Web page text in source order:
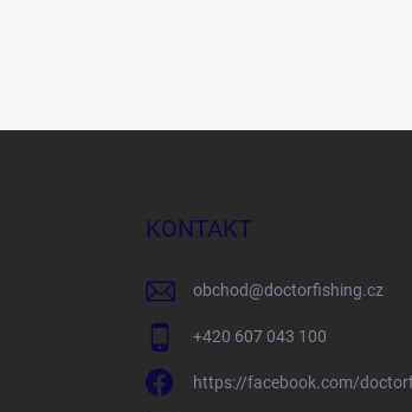
KONTAKT
obchod@doctorfishing.cz
+420 607 043 100
https://facebook.com/